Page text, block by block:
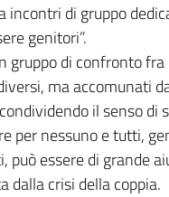
incontri di gruppo
genitori”.
gruppo di confronto
ma accomunati
il senso di
per nessuno e tutti,
può essere di grande
dalla crisi della coppia.